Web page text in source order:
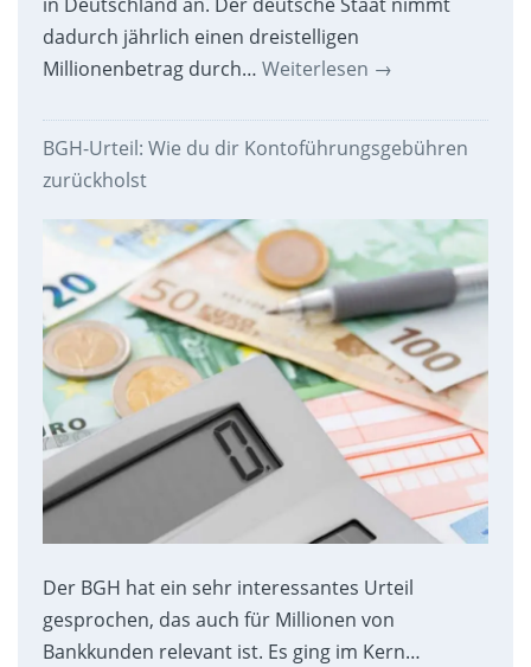
dadurch jährlich einen dreistelligen
Millionenbetrag durch… Weiterlesen →
BGH-Urteil: Wie du dir Kontoführungsgebühren
zurückholst
Der BGH hat ein sehr interessantes Urteil
gesprochen, das auch für Millionen von
Bankkunden relevant ist. Es ging im Kern…